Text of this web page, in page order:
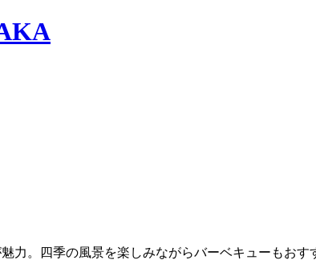
力。四季の風景を楽しみながらバーベキューもおす